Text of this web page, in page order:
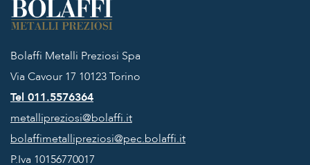
Bolaffi Metalli Preziosi Spa
Via Cavour 17 10123 Torino
Tel 011.5576364
metallipreziosi@bolaffi.it
bolaffimetallipreziosi@pec.bolaffi.it
P.Iva 10156770017